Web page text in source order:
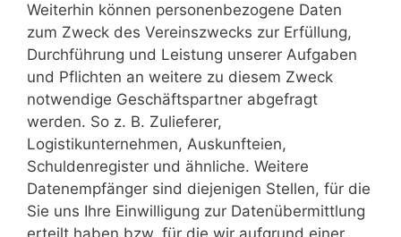
Weiterhin können personenbezogene Daten
zum Zweck des Vereinszwecks zur Erfüllung,
Durchführung und Leistung unserer Aufgaben
und Pflichten an weitere zu diesem Zweck
notwendige Geschäftspartner abgefragt
werden. So z. B. Zulieferer,
Logistikunternehmen, Auskunfteien,
Schuldenregister und ähnliche. Weitere
Datenempfänger sind diejenigen Stellen, für die
Sie uns Ihre Einwilligung zur Datenübermittlung
erteilt haben bzw. für die wir aufgrund einer